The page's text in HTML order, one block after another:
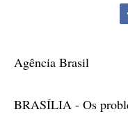
Agência Brasil
BRASÍLIA - Os